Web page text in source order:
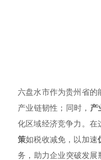
六盘水市作为贵州省
产业链韧性；同时， 产
化区域经济竞争力。在
策如税收减免，以加速
务，助力企业突破发